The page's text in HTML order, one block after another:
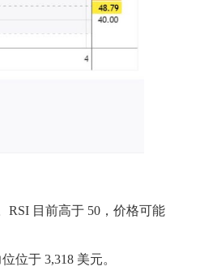
RSI 目前高于 50，价格可能
位于 3,318 美元。